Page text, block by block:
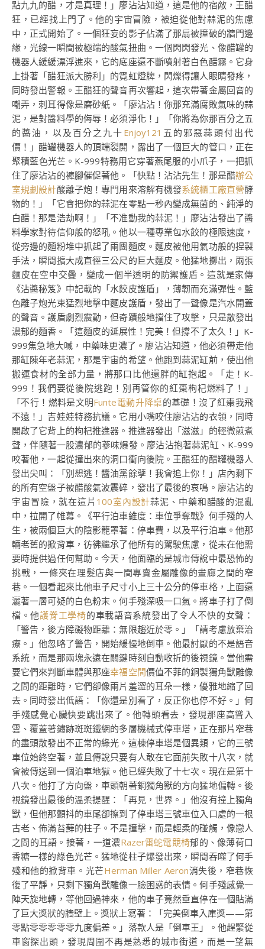
點九九的醋，才是真理！」廖沾沾知道，這是他的宿敵，王醋
狂，已經找上門了。他的宇宙冒險，被迫從他對蒜泥的焦慮
中，正式開始了。一個狂妄的影子佔滿了那扇被撞破的牆門邊
緣，光線一瞬間被極端的酸氣扭曲。一個閃閃發光、像醋罐的
機器人緩緩漂浮進來，它的底座還不斷噴射著白色醋霧。它身
上掛著「醋狂派大勝利」的霓虹燈牌，閃爍得讓人眼睛發疼，
同時發出警報。王醋狂的聲音再次響起，這次帶著金屬回音的
嘲弄，刺耳得像是磨砂紙。「廖沾沾！你那充滿腐敗氣味的蒜
泥，是對醬料學的侮辱！必須淨化！」「你將為你那百分之五
的醬油，以及百分之九十 Enjoy121 五的邪惡蒜頭付出代
價！」醋罐機器人的頂端裂開，露出了一個巨大的管口，正在
聚積藍色光芒。K-999特務用它穿著燕尾服的小爪子，一把抓
住了廖沾沾的褲腳催促著他。「快點！沾沾先生！那是醋辦公
室規劃設計酸離子炮！專門用來溶解有機發系統櫃工廠直營酵
物的！」「它會把你的蒜泥在零點一秒內變成無菌的、純淨的
白醋！那是浩劫啊！」「不准動我的蒜泥！」廖沾沾發出了醬
料學家對待信仰般的怒吼。他以一種專業包水餃的極限速度，
從旁邊的麵粉堆中抓起了兩團麵皮。麵皮被他用氣功般的捏製
手法，瞬間擴大成直徑三公尺的巨大麵皮。他猛地擲出，兩張
麵皮在空中交疊，變成一個半透明的防禦護盾。這就是家傳
《沾醬秘笈》中記載的「水餃皮護盾」，薄韌而充滿彈性。藍
色離子炮光束猛烈地擊中麵皮護盾，發出了一聲像是汽水開蓋
的聲音。護盾劇烈震動，但奇蹟般地擋住了攻擊，只是散發出
濃郁的麵香。「這麵皮的延展性！完美！但撐不了太久！」K-
999焦急地大喊，中藥味更濃了。廖沾沾知道，他必須帶走他
那缸陳年老蒜泥，那是宇宙的希望。他跑到蒜泥缸前，使出他
搬運食材的全部力量，將那口比他還胖的缸抱起。「走！K-
999！我們要從後院逃跑！別再管你的紅棗枸杞燃料了！」
「不行！燃料是文明Funte電動升降桌的基礎！沒了紅棗我飛
不遠！」吉娃娃特務抗議。它用小嘴咬住廖沾沾的衣領，同時
開啟了它背上的枸杞推進器。推進器發出「滋滋」的輕微煎煮
聲，伴隨著一股濃郁的蔘味爆發。廖沾沾抱著蒜泥缸、K-999
咬著他，一起從撞出來的洞口衝向後院。王醋狂的醋罐機器人
發出尖叫：「別想逃！醬油黨餘孽！我會追上你！」店內剩下
的所有空盤子被醋酸氣波震碎，發出了最後的哀鳴。廖沾沾的
宇宙冒險，就在這片 100室內設計蒜泥、中藥和醋酸的混亂
中，拉開了帷幕。《平行泊車維度：車位爭奪戰》何手殘的人
生，被兩個巨大的陰影籠罩著：停車費，以及平行泊車。他那
輛老舊的掀背車，彷彿繼承了他所有的駕駛焦慮，從未在他需
要時提供過任何幫助。今天，他面臨的是城市傳說中最恐怖的
挑戰，一條夾在理髮店與一間專賣金屬雕像的畫廊之間的窄
巷。一個看起來比他車子尺寸小上三十公分的停車格，上面還
灑著一層可疑的白色粉末。何手殘深吸一口氣。將車子打了倒
檔。他護脊工學椅的車載語音系統發出了令人不快的女聲：
「警告，後方障礙物距離：無限趨近於零。」「請考慮放棄治
療。」他忽略了警告，開始緩慢地倒車。他最討厭的不是語音
系統，而是那兩塊永遠在關鍵時刻自動收折的後視鏡。當他需
要它們來判斷車體與那座幸福空間價值不菲的銅製獨角獸雕像
之間的距離時，它們卻像兩片羞澀的耳朵一樣，優雅地縮了回
去。同時發出低語：「你還是別看了，反正你也停不好。」何
手殘感覺心臟快要跳出來了。他轉頭看去，發現那座高聳入
雲、覆蓋著鏽跡斑斑鐵網的多層機械式停車塔，正在那片窄巷
的盡頭散發出不正常的綠光。這棟停車塔是個異類，它的三號
車位始終空著，並且傳說只要有人敢在它面前失敗十八次，就
會被傳送到一個泊車地獄。他已經失敗了十七次。現在是第十
八次。他打了方向盤，車頭朝著銅獨角獸的方向猛地偏轉。後
視鏡發出最後的溫柔提醒：「再見，世界。」他沒有撞上獨角
獸，但他那顫抖的車尾卻擦到了停車塔三號車位入口處的一根
古老、佈滿苔蘚的柱子。不是撞擊，而是輕柔的碰觸，像戀人
之間的耳語。接著，一道濃Razer雷蛇電競椅郁的、像薄荷口
香糖一樣的綠色光芒。猛地從柱子爆發出來，瞬間吞噬了何手
殘和他的掀背車。光芒Herman Miller Aeron消失後，窄巷恢
復了平靜，只剩下獨角獸雕像一臉困惑的表情。何手殘感覺一
陣天旋地轉，等他回過神來，他的車子竟然垂直停在一個貼滿
了巨大獎狀的牆壁上。獎狀上寫著：「完美倒車入庫獎——第
零點零零零零零九度偏差。」落款人是「倒車王」。他趕緊從
車窗探出頭，發現周圍不再是熟悉的城市街道，而是一望無